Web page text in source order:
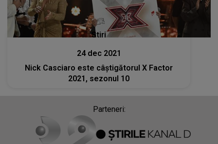
Stiri
24 dec 2021
Nick Casciaro este câștigătorul X Factor
2021, sezonul 10
Parteneri: